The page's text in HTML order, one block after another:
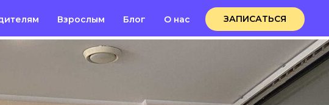
Взрослым Блог О нас ЗАПИСАТЬСЯ